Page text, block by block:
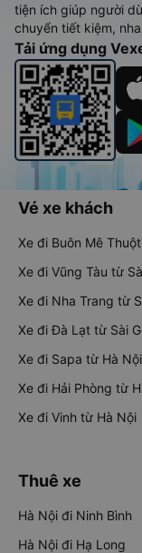
tiện ích giúp người
chuyển tiết kiệm,
Tải ứng dụng
Vé xe khách
Xe đi Buôn Mê
Xe đi Vũng Tàu từ
Xe đi Nha Trang từ
Xe đi Đà Lạt từ Sài
Xe đi Sapa từ Hà Nội
Xe đi Hải Phòng từ
Xe đi Vinh từ Hà Nội
Thuê xe
Hà Nội đi Ninh Bình
Hà Nội đi Hạ Long